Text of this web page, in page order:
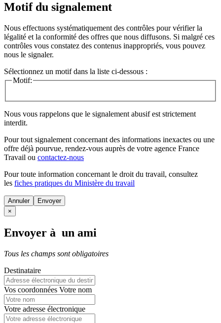
Motif du signalement
Nous effectuons systématiquement des contrôles pour vérifier la
légalité et la conformité des offres que nous diffusons. Si malgré ces
contrôles vous constatez des contenus inappropriés, vous pouvez
nous le signaler.
Sélectionnez un motif dans la liste ci-dessous :
Motif:
Nous vous rappelons que le signalement abusif est strictement
interdit.
Pour tout signalement concernant des informations inexactes ou une
offre déjà pourvue, rendez-vous auprès de votre agence France
Travail ou contactez-nous
Pour toute information concernant le droit du travail, consultez
les fiches pratiques du Ministère du travail
Annuler
×
Envoyer à un ami
Tous les champs sont obligatoires
Destinataire
Vos coordonnées Votre nom
Votre adresse électronique